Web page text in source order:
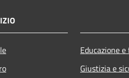
Educazione
Giustizia e